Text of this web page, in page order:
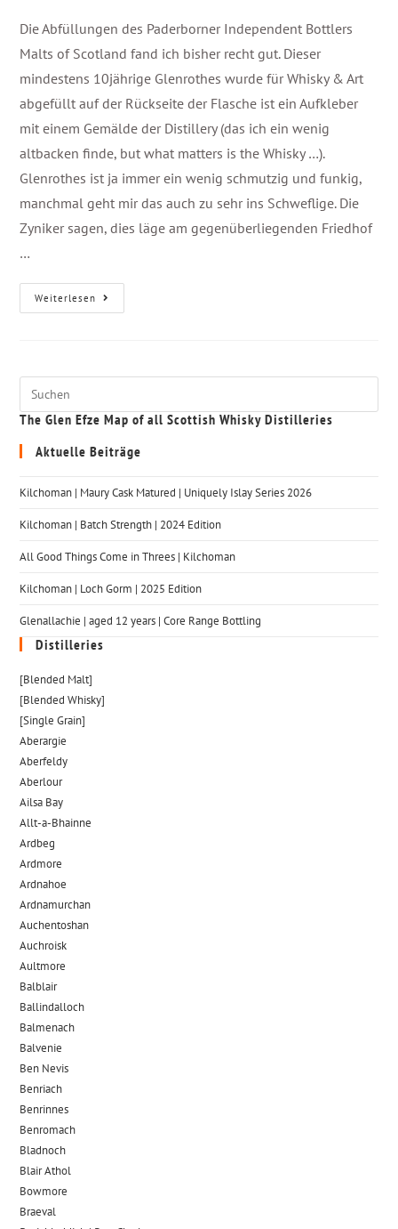
Die Abfüllungen des Paderborner Independent Bottlers
Malts of Scotland fand ich bisher recht gut. Dieser
mindestens 10jährige Glenrothes wurde für Whisky & Art
abgefüllt auf der Rückseite der Flasche ist ein Aufkleber
mit einem Gemälde der Distillery (das ich ein wenig
altbacken finde, but what matters is the Whisky …).
Glenrothes ist ja immer ein wenig schmutzig und funkig,
manchmal geht mir das auch zu sehr ins Schweflige. Die
Zyniker sagen, dies läge am gegenüberliegenden Friedhof
…
Weiterlesen
The Glen Efze Map of all Scottish Whisky Distilleries
Aktuelle Beiträge
Kilchoman | Maury Cask Matured | Uniquely Islay Series 2026
Kilchoman | Batch Strength | 2024 Edition
All Good Things Come in Threes | Kilchoman
Kilchoman | Loch Gorm​ | 2025 Edition
Glenallachie | aged 12 years | Core Range Bottling
Distilleries
[Blended Malt]
[Blended Whisky]
[Single Grain]
Aberargie
Aberfeldy
Aberlour
Ailsa Bay
Allt-a-Bhainne
Ardbeg
Ardmore
Ardnahoe
Ardnamurchan
Auchentoshan
Auchroisk
Aultmore
Balblair
Ballindalloch
Balmenach
Balvenie
Ben Nevis
Benriach
Benrinnes
Benromach
Bladnoch
Blair Athol
Bowmore
Braeval